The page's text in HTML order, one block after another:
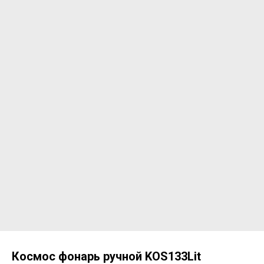
Космос фонарь ручной KOS133Lit